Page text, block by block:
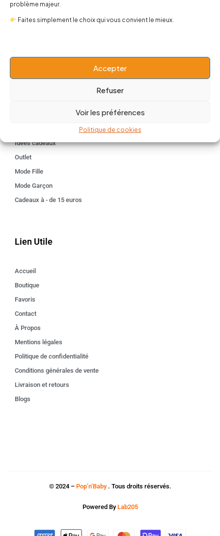
problème majeur.
Faites simplement le choix qui vous convient le mieux.
Accepter
Refuser
Voir les préférences
Politique de cookies
Boutique
Idées cadeaux
Outlet
Mode Fille
Mode Garçon
Cadeaux à - de 15 euros
Lien Utile
Accueil
Boutique
Favoris
Contact
À Propos
Mentions légales
Politique de confidentialité
Conditions générales de vente
Livraison et retours
Blogs
© 2024 – Pop’n’Baby. Tous droits réservés.
Powered By Lab205